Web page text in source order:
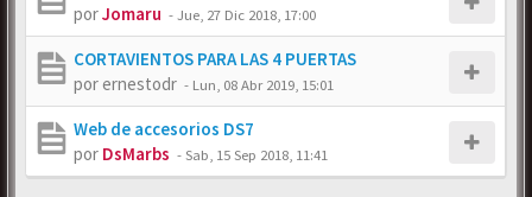
porJomaru -Jue, 27 Dic 2018, 17:00
CORTAVIENTOS PARA LAS 4 PUERTAS
por ernestodr - Lun, 08 Abr 2019, 15:01
Web de accesorios DS7
por DsMarbs -Sab, 15 Sep 2018, 11:41